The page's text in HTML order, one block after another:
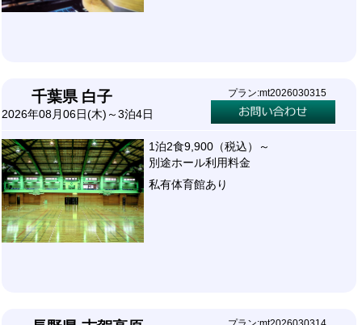
千葉県 白子
2026年08月06日(木)～3泊4日
プラン:mt2026030315
1泊2食9,900（税込）～
別途ホール利用料金
私有体育館あり